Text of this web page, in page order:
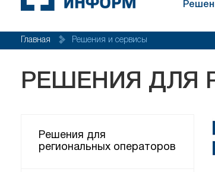
Главная Решения и сервисы
РЕШЕНИЯ ДЛЯ
Решения для
региональных операторов